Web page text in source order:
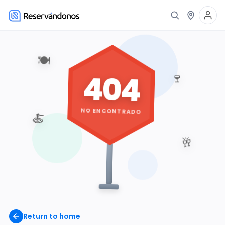
Return to home
🍽️
🍷
🥂
🍝
404
NO ENCONTRADO